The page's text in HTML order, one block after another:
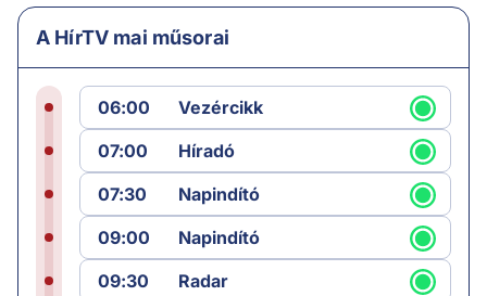
A HírTV mai műsorai
06:00
Vezércikk
07:00
Híradó
07:30
Napindító
09:00
Napindító
09:30
Radar